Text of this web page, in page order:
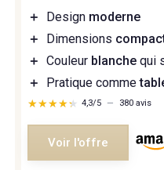
＋ Design moderne
＋
Dimensions
＋ Couleur blanche qui
＋
Pratique comme
★★★★★
★★★★★ 4,3/5 — 380 avis
Voir l'offre